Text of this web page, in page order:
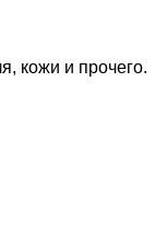
кожи и прочего.